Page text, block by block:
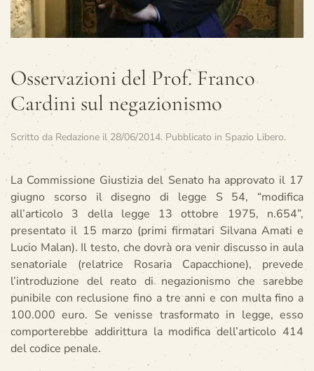
Osservazioni del Prof. Franco
Cardini sul negazionismo
Scritto da Redazione il 28/06/2014. Pubblicato in Spazio Libero.
La Commissione Giustizia del Senato ha approvato il 17
giugno scorso il disegno di legge S 54, “modifica
all’articolo 3 della legge 13 ottobre 1975, n.654”,
presentato il 15 marzo (primi firmatari Silvana Amati e
Lucio Malan). Il testo, che dovrà ora venir discusso in aula
senatoriale (relatrice Rosaria Capacchione), prevede
l’introduzione del reato di negazionismo che sarebbe
punibile con reclusione fino a tre anni e con multa fino a
100.000 euro. Se venisse trasformato in legge, esso
comporterebbe addirittura la modifica dell’articolo 414
del codice penale.